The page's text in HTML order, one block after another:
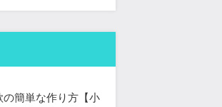
簡単な作り方【小